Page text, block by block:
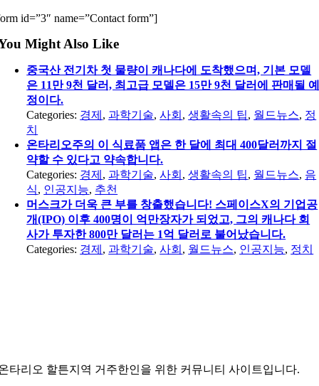
id=”3″ name=”Contact form”]
Might Also Like
중국산 전기차 첫 물량이 캐나다에 도착했으며, 기본 모델
은 11만 9천 달러, 최고급 모델은 15만 9천 달러에 판매될
정이다.
Categories: 경제 ,과학기술,사회 ,생활속의 팁, 월드뉴스, 정
치
온타리오주의 이 식료품 앱은 한 달에 최대 400달러까지 절
약할 수 있다고 약속합니다.
Categories: 경제 ,과학기술,사회 ,생활속의 팁, 월드뉴스, 음
식, 인공지능, 추천
머스크가 더욱 큰 부를 창출했습니다! 스페이스X의 기업공
개(IPO) 이후 400명이 억만장자가 되었고, 그의 캐나다 회
사가 투자한 800만 달러는 1억 달러로 불어났습니다.
Categories: 경제 ,과학기술,사회 , 월드뉴스, 인공지능, 정치
타리오 할튼지역 거주한인을 위한 커뮤니티 사이트입니다.